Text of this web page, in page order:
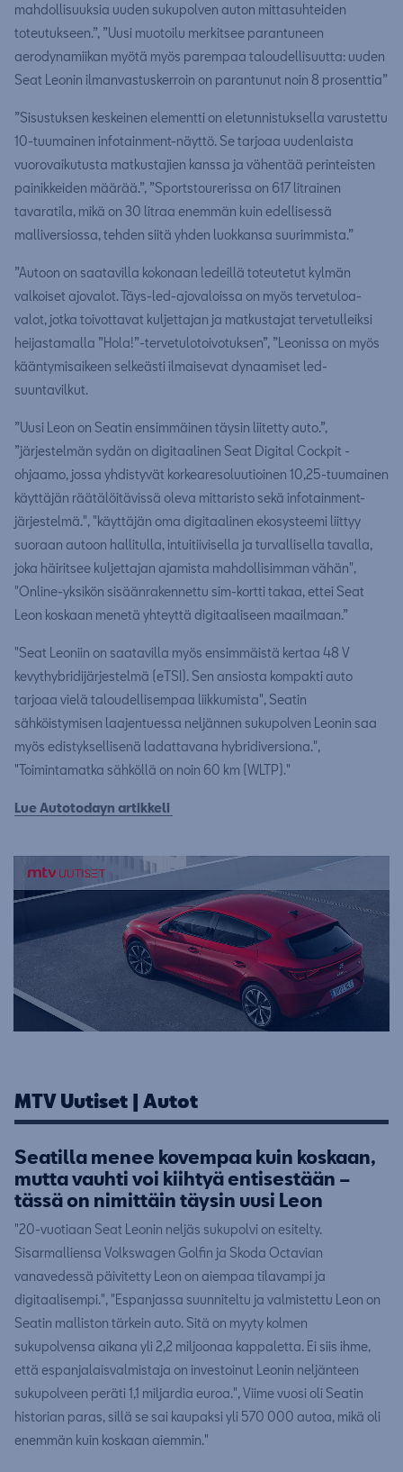
mahdollisuuksia uuden sukupolven auton mittasuhteiden
toteutukseen.”, ”Uusi muotoilu merkitsee parantuneen
aerodynamiikan myötä myös parempaa taloudellisuutta: uuden
Seat Leonin ilmanvastuskerroin on parantunut noin 8 prosenttia”
”Sisustuksen keskeinen elementti on eletunnistuksella varustettu
10-tuumainen infotainment-näyttö. Se tarjoaa uudenlaista
vuorovaikutusta matkustajien kanssa ja vähentää perinteisten
painikkeiden määrää.”, ”Sportstourerissa on 617 litrainen
tavaratila, mikä on 30 litraa enemmän kuin edellisessä
malliversiossa, tehden siitä yhden luokkansa suurimmista.”
”Autoon on saatavilla kokonaan ledeillä toteutetut kylmän
valkoiset ajovalot. Täys-led-ajovaloissa on myös tervetuloa-
valot, jotka toivottavat kuljettajan ja matkustajat tervetulleiksi
heijastamalla ”Hola!”-tervetulotoivotuksen”, ”Leonissa on myös
kääntymisaikeen selkeästi ilmaisevat dynaamiset led-
suuntavilkut.
”Uusi Leon on Seatin ensimmäinen täysin liitetty auto.”,
”järjestelmän sydän on digitaalinen Seat Digital Cockpit -
ohjaamo, jossa yhdistyvät korkearesoluutioinen 10,25-tuumainen
käyttäjän räätälöitävissä oleva mittaristo sekä infotainment-
järjestelmä.", "käyttäjän oma digitaalinen ekosysteemi liittyy
suoraan autoon hallitulla, intuitiivisella ja turvallisella tavalla,
joka häiritsee kuljettajan ajamista mahdollisimman vähän",
"Online-yksikön sisäänrakennettu sim-kortti takaa, ettei Seat
Leon koskaan menetä yhteyttä digitaaliseen maailmaan.”
"Seat Leoniin on saatavilla myös ensimmäistä kertaa 48 V
kevythybridijärjestelmä (eTSI). Sen ansiosta kompakti auto
tarjoaa vielä taloudellisempaa liikkumista", Seatin
sähköistymisen laajentuessa neljännen sukupolven Leonin saa
myös edistyksellisenä ladattavana hybridiversiona.",
"Toimintamatka sähköllä on noin 60 km (WLTP)."
Lue Autotodayn artikkeli
MTV Uutiset | Autot
Seatilla menee kovempaa kuin koskaan,
mutta vauhti voi kiihtyä entisestään –
tässä on nimittäin täysin uusi Leon
"20-vuotiaan Seat Leonin neljäs sukupolvi on esitelty.
Sisarmalliensa Volkswagen Golfin ja Skoda Octavian
vanavedessä päivitetty Leon on aiempaa tilavampi ja
digitaalisempi.", "Espanjassa suunniteltu ja valmistettu Leon on
Seatin malliston tärkein auto. Sitä on myyty kolmen
sukupolvensa aikana yli 2,2 miljoonaa kappaletta. Ei siis ihme,
että espanjalaisvalmistaja on investoinut Leonin neljänteen
sukupolveen peräti 1,1 miljardia euroa.", Viime vuosi oli Seatin
historian paras, sillä se sai kaupaksi yli 570 000 autoa, mikä oli
enemmän kuin koskaan aiemmin."